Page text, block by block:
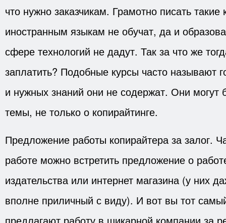
что нужно заказчикам. Грамотно писать такие
иностранным языкам не обучат, да и
сфере технологий не дадут. Так за что же
заплатить? Подобные курсы часто называют
и нужных знаний они не содержат. Они могут
темы, не только о копирайтинге.
Предложение работы копирайтера за залог.
работе можно встретить предложение о
издательства или интернет магазина (у них
вполне приличный с виду). И вот вы тот
предлагают работу в шикарной компании за